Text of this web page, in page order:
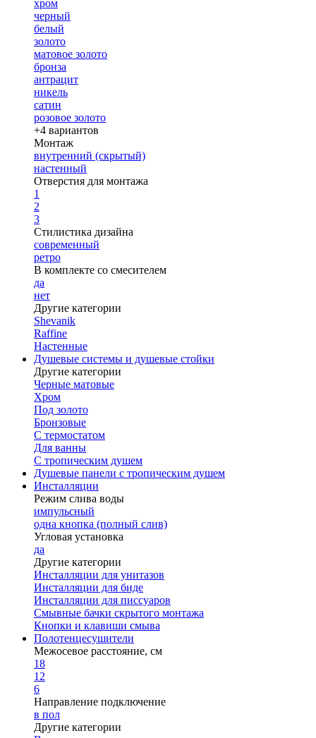
хром
черный
белый
золото
матовое золото
бронза
антрацит
никель
сатин
розовое золото
+4 вариантов
Монтаж
внутренний (скрытый)
настенный
Отверстия для монтажа
1
2
3
Стилистика дизайна
современный
ретро
В комплекте со смесителем
да
нет
Другие категории
Shevanik
Raffine
Настенные
Душевые системы и душевые стойки
Другие категории
Черные матовые
Хром
Под золото
Бронзовые
С термостатом
Для ванны
С тропическим душем
Душевые панели с тропическим душем
Инсталляции
Режим слива воды
импульсный
одна кнопка (полный слив)
Угловая установка
да
Другие категории
Инсталляции для унитазов
Инсталляции для биде
Инсталляции для писсуаров
Смывные бачки скрытого монтажа
Кнопки и клавиши смыва
Полотенцесушители
Межосевое расстояние, см
18
12
6
Направление подключение
в пол
Другие категории